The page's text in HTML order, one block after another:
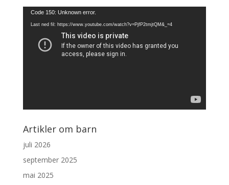
Videoavspiller
Code 150: Unknown error.
Last ned fil: https://www.youtube.com/watch?v=PjfP2tmjtQM&_=4
Artikler om barn
juli 2026
september 2025
mai 2025